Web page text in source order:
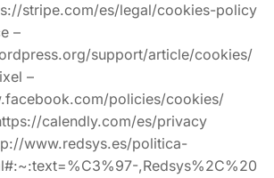
stripe.com/es/legal/cookies-policy
–
support/article/cookies/
–
policies/cookies/
calendly.com/es/privacy
www.redsys.es/politica-
,Redsys%2C%20